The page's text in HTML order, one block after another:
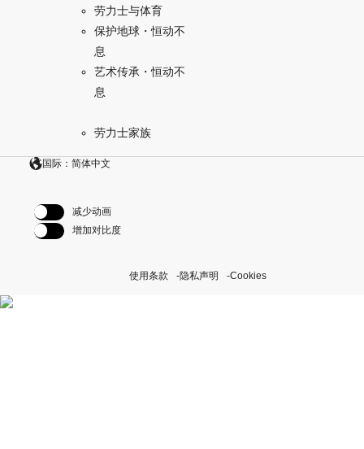
劳力士与体育
保护地球・恒动不
息
艺术传承・恒动不
息
劳力士家族
国际：简体中文
减少动画
增加对比度
使用条款 隐私声明 Cookies